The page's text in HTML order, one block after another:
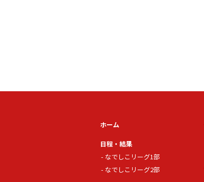
ホーム
日程・結果
なでしこリーグ1部
なでしこリーグ2部